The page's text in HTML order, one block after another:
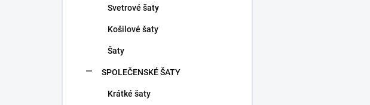
Svetrové šaty
Košilové šaty
Šaty
SPOLEČENSKÉ ŠATY
Krátké šaty